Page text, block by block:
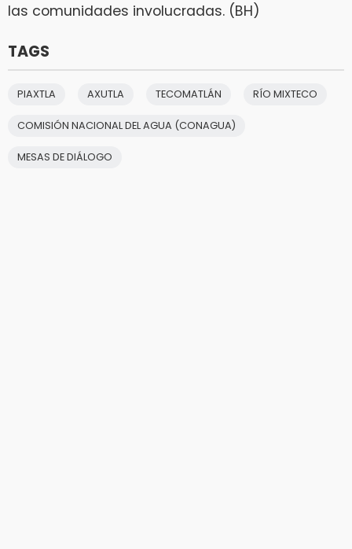
las comunidades involucradas. (BH)
TAGS
PIAXTLA AXUTLA TECOMATLÁN RÍO MIXTECO
COMISIÓN NACIONAL DEL AGUA (CONAGUA)
MESAS DE DIÁLOGO